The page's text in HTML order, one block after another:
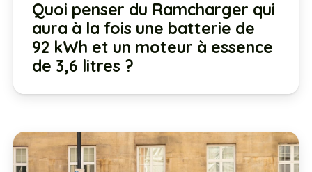
Quoi penser du Ramcharger qui
aura à la fois une batterie de
92 kWh et un moteur à essence
de 3,6 litres ?